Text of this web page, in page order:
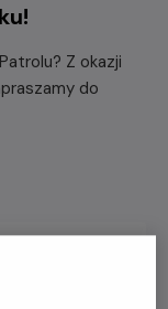
Z okazji
do